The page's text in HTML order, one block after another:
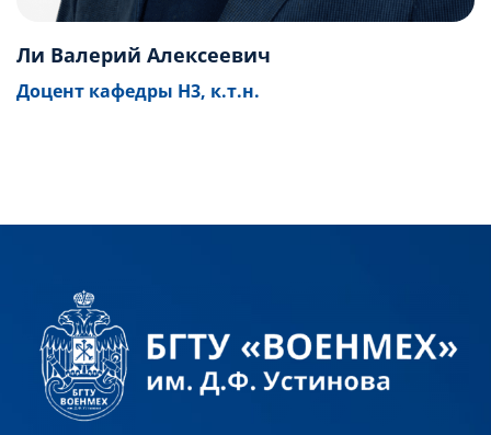
Ли Валерий Алексеевич
Доцент кафедры Н3, к.т.н.